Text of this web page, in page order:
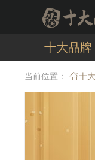
十大品牌
当前位置： 十